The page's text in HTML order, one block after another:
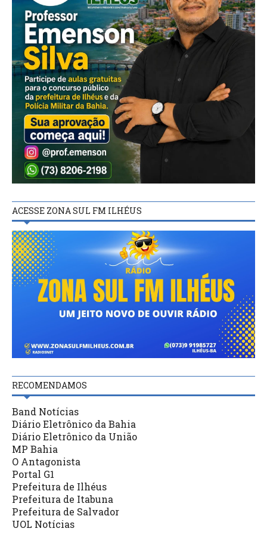
ACESSE ZONA SUL FM ILHÉUS
RECOMENDAMOS
Band Notícias
Diário Eletrônico da Bahia
Diário Eletrônico da União
MP Bahia
O Antagonista
Portal G1
Prefeitura de Ilhéus
Prefeitura de Itabuna
Prefeitura de Salvador
UOL Notícias